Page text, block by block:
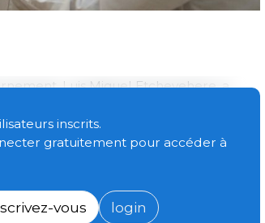
Luis Miguel Etchevehere, a
Rossi, et le président de la
sur les installations de la société de
argentin vers la Chine, de 10
inscrits.
gratuitement pour accéder à
vous login